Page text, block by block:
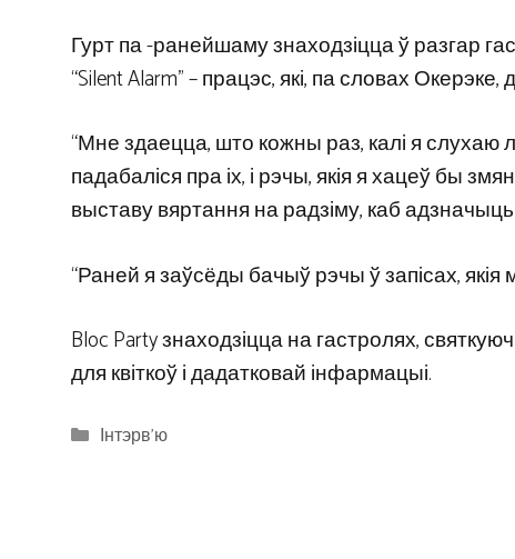
Гурт па -ранейшаму знаходзіцца ў разгар
“Silent Alarm” – працэс, які, па словах
“Мне здаецца, што кожны раз, калі я слухаю
падабаліся пра іх, і рэчы, якія я хацеў бы
выставу вяртання на радзіму, каб
“Раней я заўсёды бачыў рэчы ў запісах, якія
Bloc Party знаходзіцца на гастролях,
для квіткоў і дадатковай інфармацыі.
Categories
Інтэрв'ю